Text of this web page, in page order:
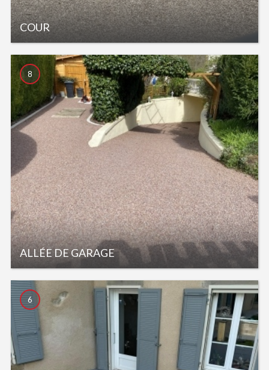
COUR
ALLÉE DE GARAGE
8
6